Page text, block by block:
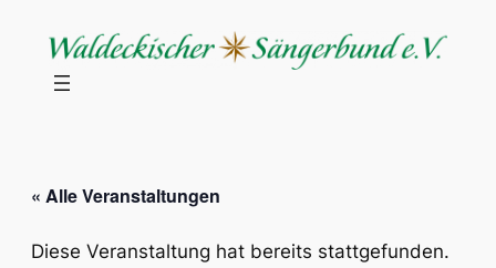
« Alle Veranstaltungen
Diese Veranstaltung hat bereits stattgefunden.